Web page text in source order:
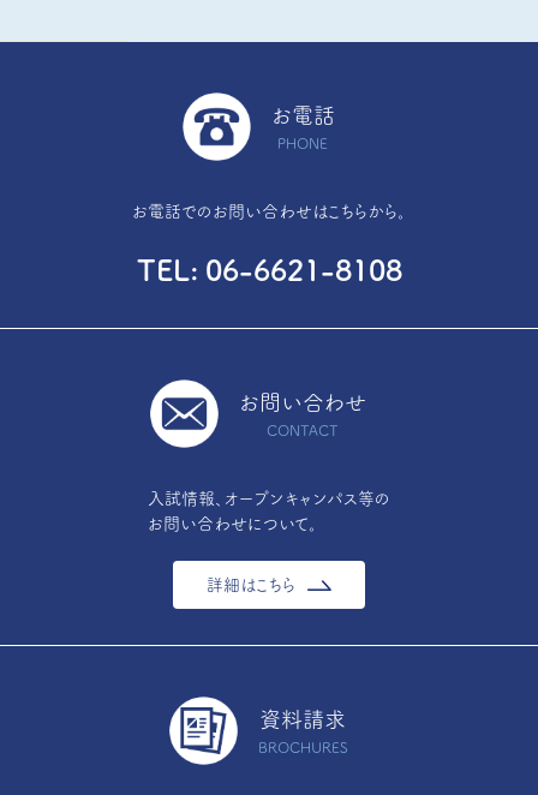
お電話
PHONE
お電話でのお問い合わせはこちらから。
TEL 06-6621-8108
お問い合わせ
CONTACT
入試情報、オープンキャンパス等の
お問い合わせについて。
詳細はこちら
資料請求
BROCHURES